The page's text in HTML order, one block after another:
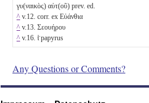
γυ(ναικὸς) αὐτ(οῦ) prev. ed.
^ v.12. corr. ex Εὐάνθια
^ v.13. Σεουήρου
^ v.16. ἱ̈ papyrus
Any Questions or Comments?